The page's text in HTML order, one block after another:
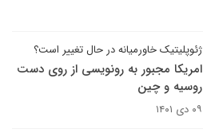
ژئوپلیتیک خاورمیانه در حال تغییر است؟
امریکا مجبور به رونویسی از روی دست
روسیه و چین
۰۹ دی ۱۴۰۱